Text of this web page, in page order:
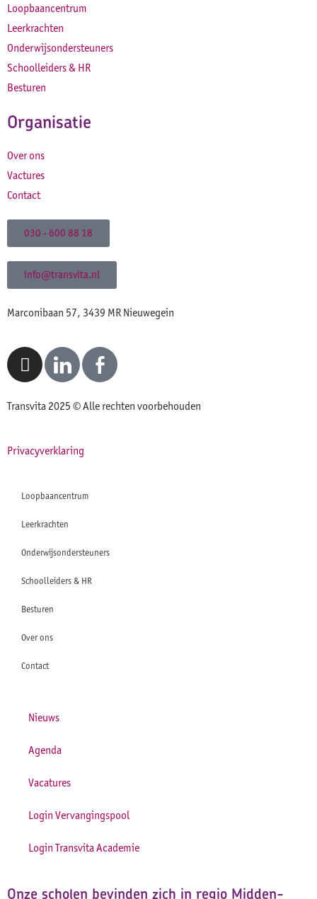
Loopbaancentrum
Leerkrachten
Onderwijsondersteuners
Schoolleiders & HR
Besturen
Organisatie
Over ons
Vactures
Contact
030 - 600 88 18
info@transvita.nl
Marconibaan 57, 3439 MR Nieuwegein
Transvita 2025 © Alle rechten voorbehouden
Privacyverklaring
Loopbaancentrum
Leerkrachten
Onderwijsondersteuners
Schoolleiders & HR
Besturen
Over ons
Contact
Nieuws
Agenda
Vacatures
Login Vervangingspool
Login Transvita Academie
Onze scholen bevinden zich in regio Midden-